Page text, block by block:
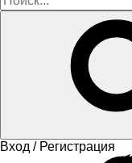
Вход / Регистрация